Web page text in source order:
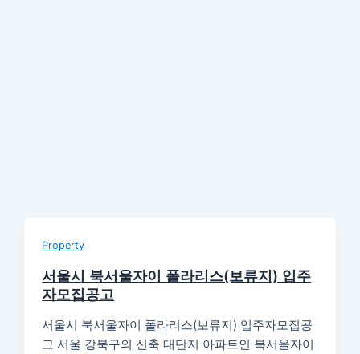
Property
서울시 북서울자이 폴라리스(보류지) 입주
자모집공고
서울시 북서울자이 폴라리스(보류지) 입주자모집공
고 서울 강북구의 신축 대단지 아파트인 북서울자이